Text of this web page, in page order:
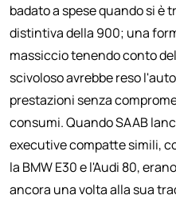
badato a spese quando si è
distintiva della 900; una
massiccio tenendo conto
scivoloso avrebbe reso
prestazioni senza
consumi. Quando SAAB
executive compatte simili,
la BMW E30 e l'Audi 80,
ancora una volta alla sua